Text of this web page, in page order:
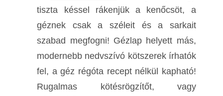
tiszta késsel rákenjük a kenőcsöt, a
géznek csak a széleit és a sarkait
szabad megfogni! Gézlap helyett más,
modernebb nedvszívó kötszerek írhatók
fel, a géz régóta recept nélkül kapható!
Rugalmas kötésrögzítőt, vagy